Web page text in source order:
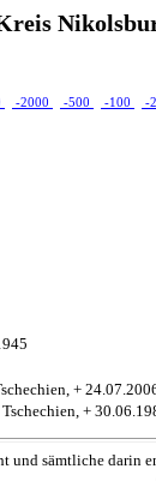
-2000 -500 -100 -
+
+
und sämtliche darin